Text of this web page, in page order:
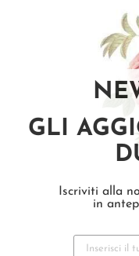
GLI
Iscriviti alla
in